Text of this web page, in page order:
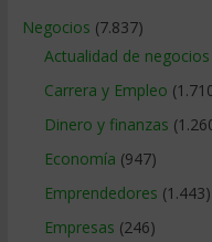
Negocios (7.837)
Actualidad de negocios
Carrera y Empleo
Dinero y finanzas
Economía (947)
Emprendedores (1.443)
Empresas (246)